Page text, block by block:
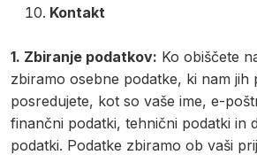
Kontakt
1. Zbiranje podatkov: Ko obiščete
zbiramo osebne podatke, ki nam jih
posredujete, kot so vaše ime, e-
finančni podatki, tehnični podatki in
podatki. Podatke zbiramo ob vaši